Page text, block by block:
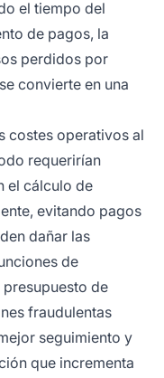
el tiempo del
de pagos, la
perdidos por
convierte en una
costes operativos al
requerirían
el cálculo de
evitando pagos
dañar las
de
de
fraudulentas
seguimiento y
que incrementa